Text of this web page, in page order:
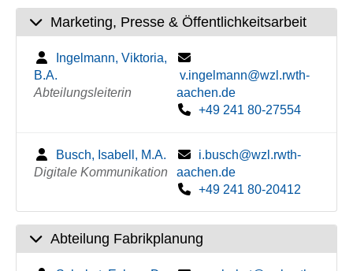
Marketing, Presse & Öffentlichkeitsarbeit
Ingelmann, Viktoria,
B.A.
Abteilungsleiterin
v.ingelmann@wzl.rwth-
aachen.de
+49 241 80-27554
Busch, Isabell, M.A.
Digitale Kommunikation
i.busch@wzl.rwth-
aachen.de
+49 241 80-20412
Abteilung Fabrikplanung